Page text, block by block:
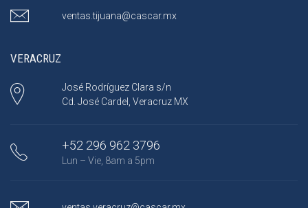
ventas.tijuana@cascar.mx
VERACRUZ
José Rodríguez Clara s/n
Cd. José Cardel, Veracruz MX
+52 296 962 3796
Lun – Vie, 8am a 5pm